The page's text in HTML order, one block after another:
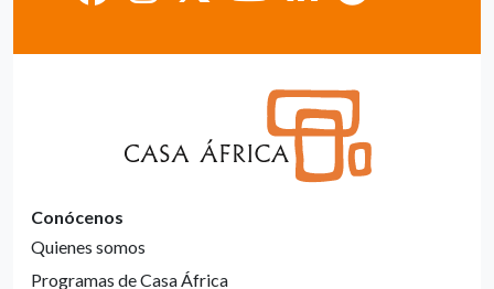
Conócenos
Quienes somos
Programas de Casa África